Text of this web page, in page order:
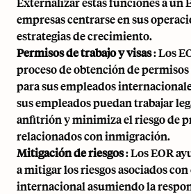
empresas centrarse en sus
estrategias de crecimiento.
Permisos de trabajo y visas: Los
proceso de obtención de
para sus empleados
sus empleados puedan trabajar
anfitrión y minimiza el riesgo de
relacionados con inmigración.
Mitigación de riesgos: Los EOR
a mitigar los riesgos asociados
internacional asumiendo la